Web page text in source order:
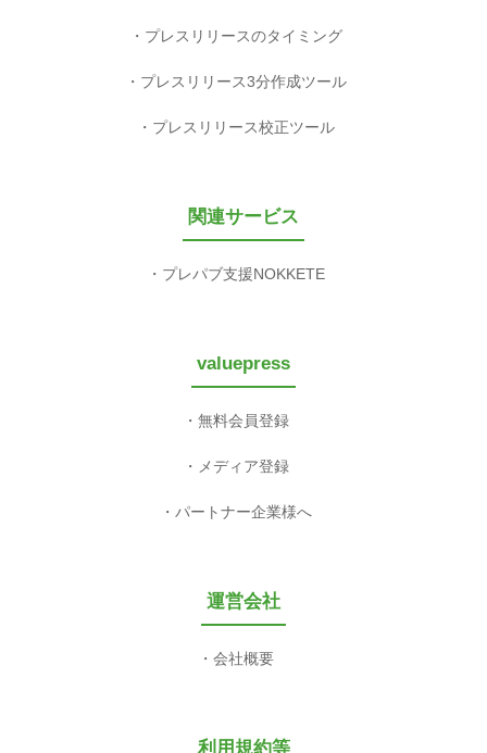
プレスリリースのタイミング
プレスリリース3分作成ツール
プレスリリース校正ツール
関連サービス
プレパブ支援NOKKETE
valuepress
無料会員登録
メディア登録
パートナー企業様へ
運営会社
会社概要
利用規約等